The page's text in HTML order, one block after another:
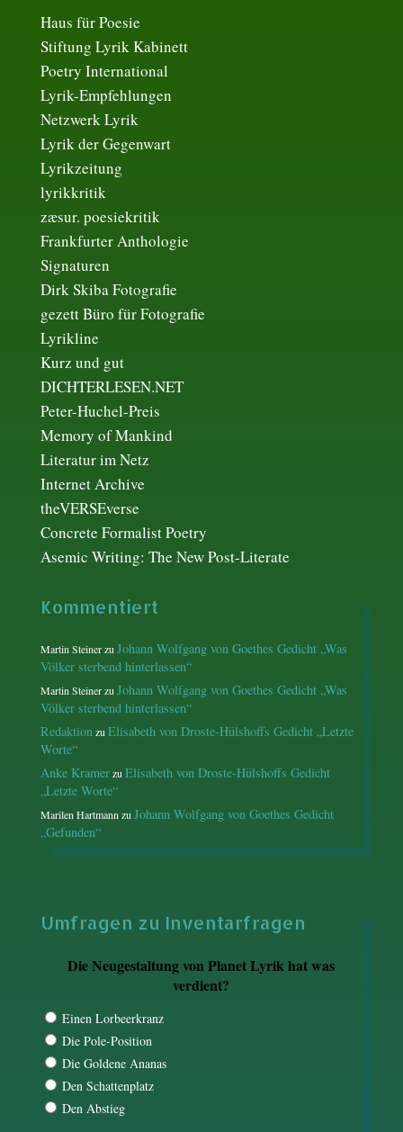
Haus für Poesie
Stiftung Lyrik Kabinett
Poetry International
Lyrik-Empfehlungen
Netzwerk Lyrik
Lyrik der Gegenwart
Lyrikzeitung
lyrikkritik
zæsur. poesiekritik
Frankfurter Anthologie
Signaturen
Dirk Skiba Fotografie
gezett Büro für Fotografie
Lyrikline
Kurz und gut
DICHTERLESEN.NET
Peter-Huchel-Preis
Memory of Mankind
Literatur im Netz
Internet Archive
theVERSEverse
Concrete Formalist Poetry
Asemic Writing: The New Post-Literate
Kommentiert
Martin SteinerzuJohann Wolfgang von Goethes Gedicht „Was
Völker sterbend hinterlassen“
Martin SteinerzuJohann Wolfgang von Goethes Gedicht „Was
Völker sterbend hinterlassen“
RedaktionzuElisabeth von Droste-Hülshoffs Gedicht „Letzte
Worte“
Anke KramerzuElisabeth von Droste-Hülshoffs Gedicht
„Letzte Worte“
Marilen HartmannzuJohann Wolfgang von Goethes Gedicht
„Gefunden“
Umfragen zu Inventarfragen
Die Neugestaltung von Planet Lyrik hat was
verdient?
Einen Lorbeerkranz
Die Pole-Position
Die Goldene Ananas
Den Schattenplatz
Den Abstieg